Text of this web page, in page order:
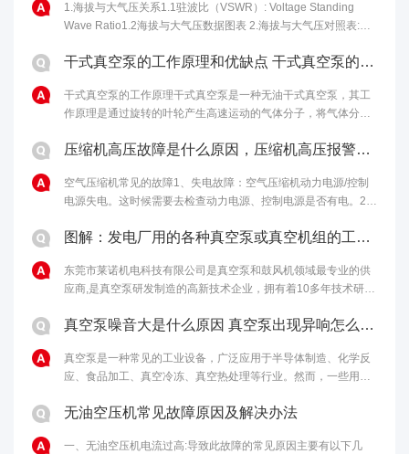
1.海拔与大气压关系1.1驻波比（VSWR）: Voltage Standing
Wave Ratio1.2海拔与大气压数据图表 2.海拔与大气压对照表:海
干式真空泵的工作原理和优缺点 干式真空泵的性能特点
干式真空泵的工作原理干式真空泵是一种无油干式真空泵，其工
作原理是通过旋转的叶轮产生高速运动的气体分子，将气体分子
排气的目的。干式真空泵的优点包括......
压缩机高压故障是什么原因，压缩机高压报警原因和解决办法
空气压缩机常见的故障1、失电故障：空气压缩机动力电源/控制
电源失电。这时候需要去检查动力电源、控制电源是否有电。2、
够充分，电机本身或轴承有问题......
图解：发电厂用的各种真空泵或真空机组的工作原理
东莞市莱诺机电科技有限公司是真空泵和鼓风机领域最专业的供
应商,是真空泵研发制造的高新技术企业，拥有着10多年技术研发
112-722。...
真空泵噪音大是什么原因 真空泵出现异响怎么处理
真空泵是一种常见的工业设备，广泛应用于半导体制造、化学反
应、食品加工、真空冷冻、真空热处理等行业。然而，一些用户
将从噪音和异响两个方面探讨真空泵......
无油空压机常见故障原因及解决办法
一、无油空压机电流过高:导致此故障的常见原因主要有以下几